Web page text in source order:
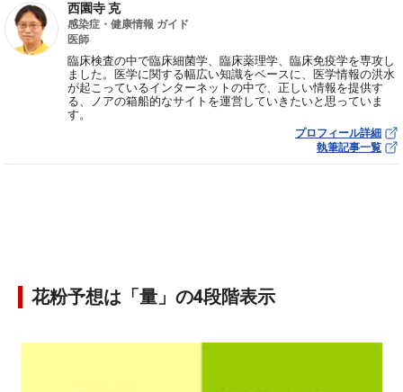
西園寺 克
感染症・健康情報 ガイド
医師
臨床検査の中で臨床細菌学、臨床薬理学、臨床免疫学を専攻し
ました。医学に関する幅広い知識をベースに、医学情報の洪水
が起こっているインターネットの中で、正しい情報を提供す
る、ノアの箱船的なサイトを運営していきたいと思っていま
す。
プロフィール詳細
執筆記事一覧
花粉予想は「量」の4段階表示